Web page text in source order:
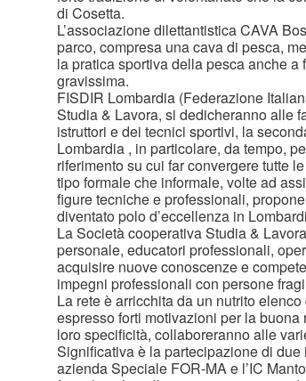
di Cosetta.
L’associazione dilettantistica CAVA
parco, compresa una cava di pesca,
la pratica sportiva della pesca anche
gravissima.
FISDIR Lombardia (Federazione
Studia & Lavora, si dedicheranno alle
istruttori e dei tecnici sportivi, la
Lombardia , in particolare, da tempo,
riferimento su cui far convergere tutte
tipo formale che informale, volte ad
figure tecniche e professionali,
diventato polo d’eccellenza in
La Società cooperativa Studia &
personale, educatori professionali,
acquisire nuove conoscenze e
impegni professionali con persone
La rete è arricchita da un nutrito
espresso forti motivazioni per la
loro specificità, collaboreranno alle
Significativa è la partecipazione di
azienda Speciale FOR-MA e l’IC